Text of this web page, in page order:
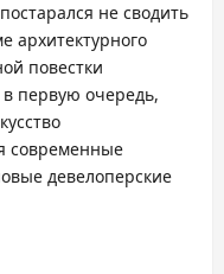
не сводить
архитектурного
повестки
в первую очередь,
современные
девелоперские